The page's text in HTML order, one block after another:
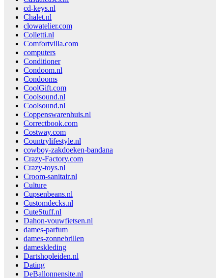
cd-keys.nl
Chalet.nl
clowatelier.com
Colletti.nl
Comfortvilla.com
computers
Conditioner
Condoom.nl
Condooms
CoolGift.com
Coolsound.nl
Coolsound.nl
Coppenswarenhuis.nl
Correctbook.com
Costway.com
Countrylifestyle.nl
cowboy-zakdoeken-bandana
Crazy-Factory.com
Crazy-toys.nl
Croom-sanitair.nl
Culture
Cupsenbeans.nl
Customdecks.nl
CuteStuff.nl
Dahon-vouwfietsen.nl
dames-parfum
dames-zonnebrillen
dameskleding
Dartshopleiden.nl
Dating
DeBallonnensite.nl